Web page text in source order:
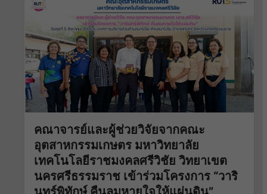
คณาจารย์และผู้ช่วยวิจัยจากคณะ
อุตสาหกรรมเกษตร มหาวิทยาลัย
เทคโนโลยีราชมงคลศรีวิชัย วิทยาเขต
นครศรีธรรมราช เข้าร่วมโครงการ “วาริ